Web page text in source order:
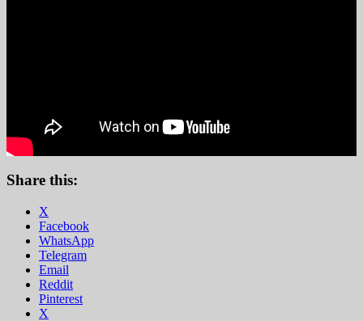
Share this:
X
Facebook
WhatsApp
Telegram
Email
Reddit
Pinterest
X